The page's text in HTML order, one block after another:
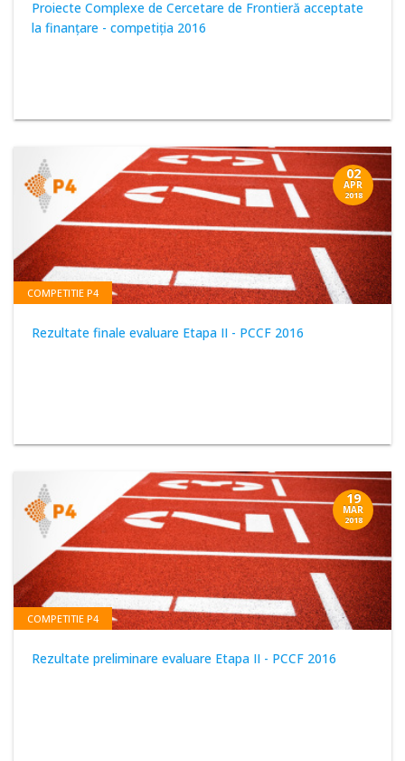
Proiecte Complexe de Cercetare de Frontieră acceptate
la finanţare - competiţia 2016
02
APR
2018
COMPETITIE P4
Rezultate finale evaluare Etapa II - PCCF 2016
19
MAR
2018
COMPETITIE P4
Rezultate preliminare evaluare Etapa II - PCCF 2016